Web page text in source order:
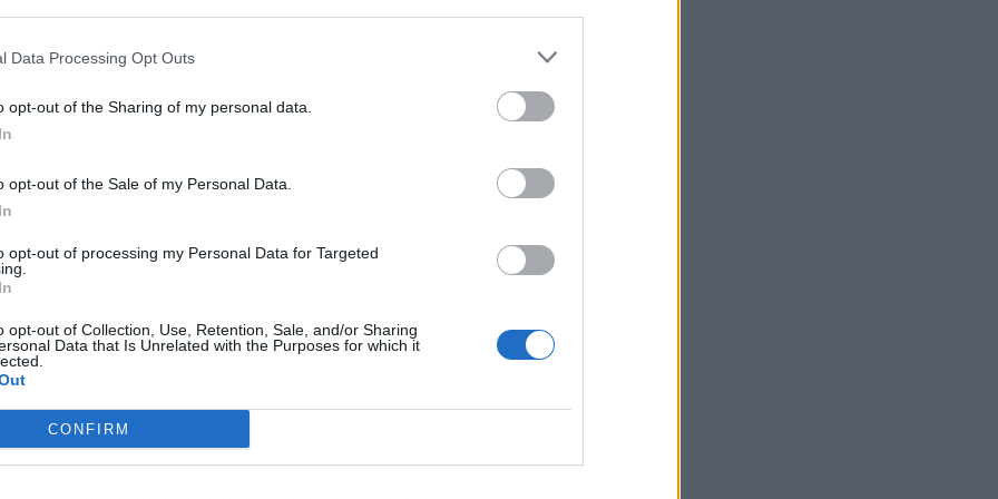
Data Processing Opt Outs
opt-out of the Sharing of my personal data.
opt-out of the Sale of my Personal Data.
opt-out of processing my Personal Data for Targeted
opt-out of Collection, Use, Retention, Sale, and/or Sharing
Data that Is Unrelated with the Purposes for which it
CONFIRM
και επαγγελματίες
και τα θετικά σχόλια που
Σύλλογο για την οργάνωση και φροντίδα